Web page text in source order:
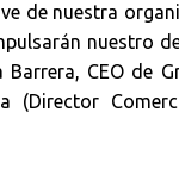
de nuestra
nuestro
CEO de
(Director